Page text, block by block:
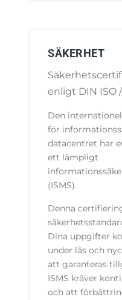
SÄKERHET
enligt DIN ISO /
Den
för
datacentret har
ett lämpligt
(ISMS).
Denna
Dina uppgifter
under lås och
att garanteras
ISMS kräver
och att